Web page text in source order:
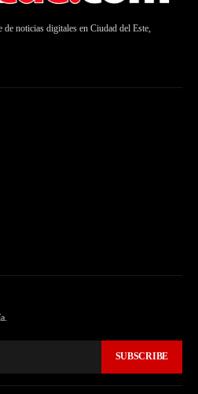
noticias digitales en Ciudad del Este,
SUBSCRIBE